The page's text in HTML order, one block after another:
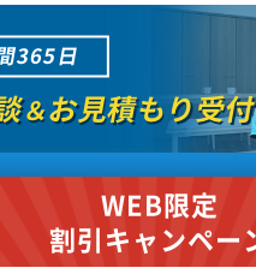
365日
＆お見積もり受
WEB限定
割引キャンペー